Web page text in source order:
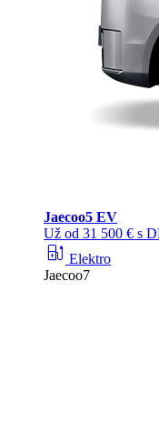
Jaecoo5 EV
Už od 31 500 € s
ev_station Elektro
Jaecoo7